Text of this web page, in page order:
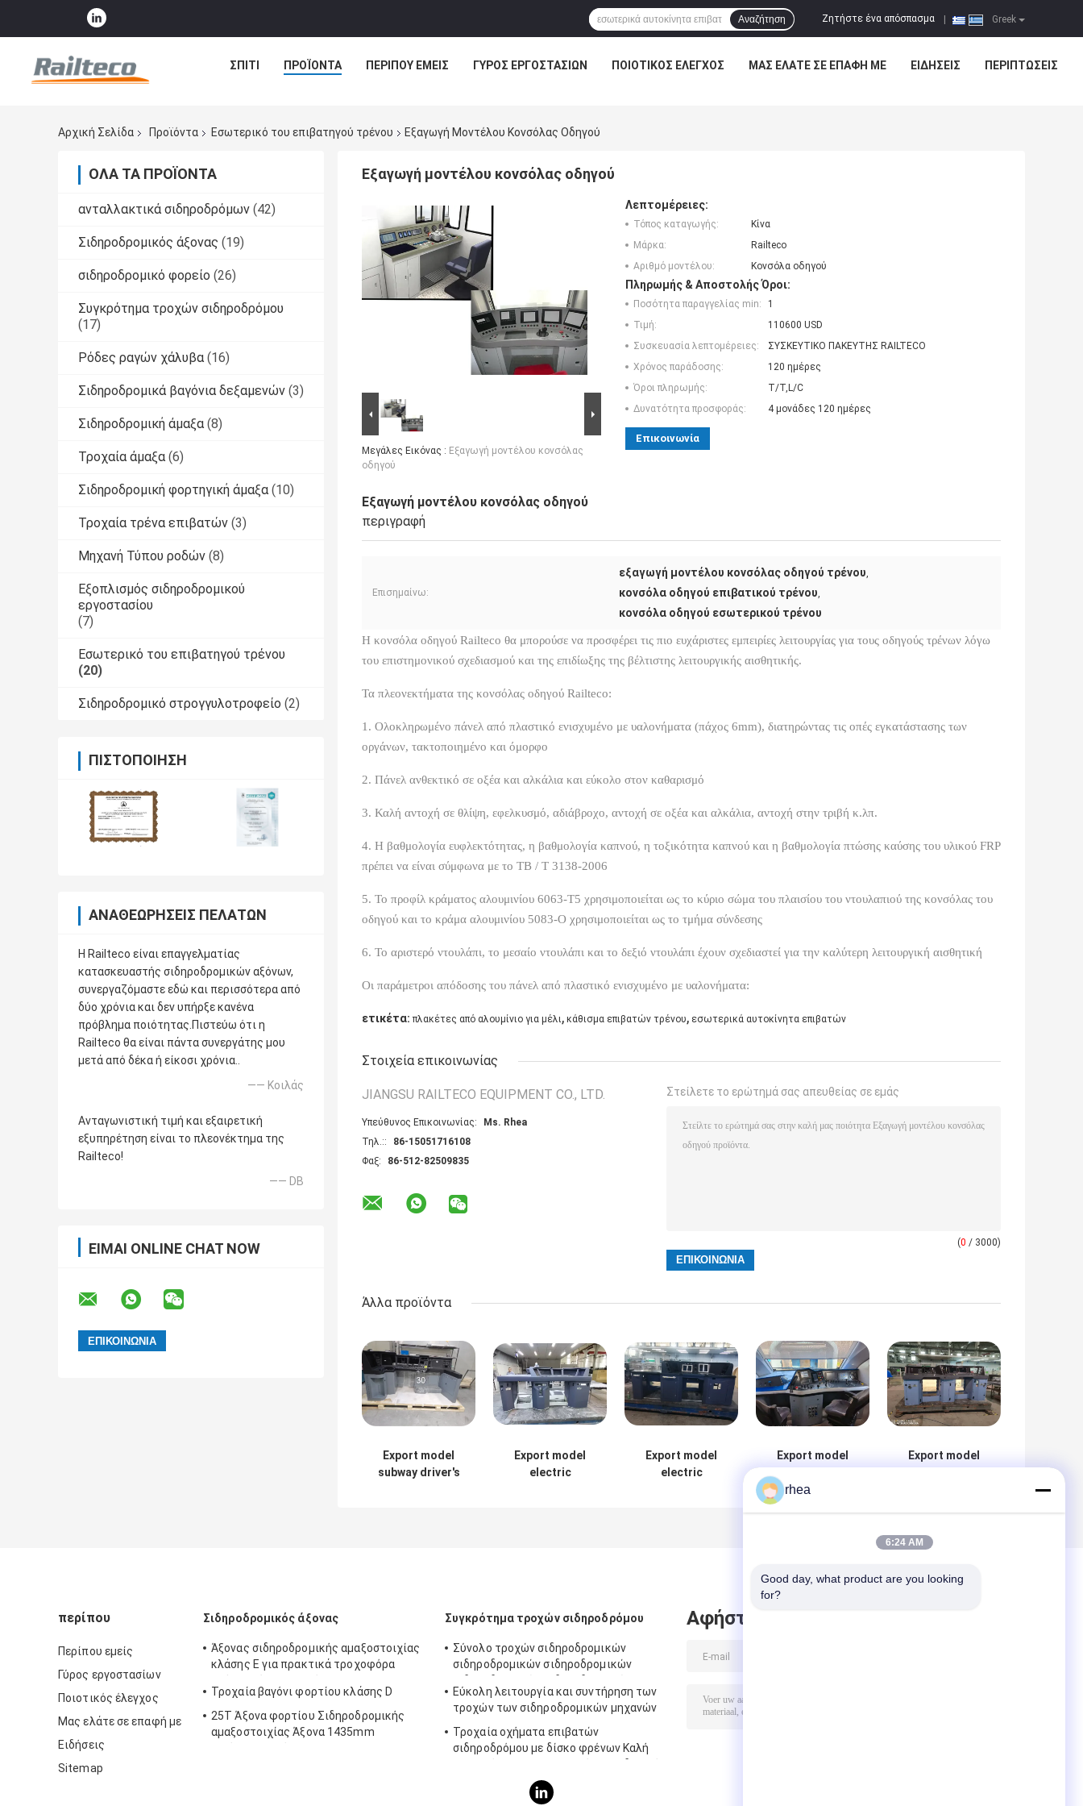
Greek
Ζητήστε ένα απόσπασμα
Αναζήτηση
ΣΠΊΤΙ ΠΡΟΪΌΝΤΑ ΠΕΡΊΠΟΥ ΕΜΕΊΣ ΓΎΡΟΣ ΕΡΓΟΣΤΑΣΊΩΝ ΠΟΙΟΤΙΚΌΣ ΈΛΕΓΧΟΣ ΜΑΣ ΕΛΆΤΕ ΣΕ ΕΠΑΦΉ ΜΕ ΕΙΔΉΣΕΙΣ ΠΕΡΙΠΤΏΣΕΙΣ
Αρχική Σελίδα Προϊόντα Εσωτερικό του επιβατηγού τρένου Εξαγωγή Μοντέλου Κονσόλας Οδηγού
ΌΛΑ ΤΑ ΠΡΟΪΌΝΤΑ
ανταλλακτικά σιδηροδρόμων (42)
Σιδηροδρομικός άξονας (19)
σιδηροδρομικό φορείο (26)
Συγκρότημα τροχών σιδηροδρόμου
(17)
Ρόδες ραγών χάλυβα (16)
Σιδηροδρομικά βαγόνια δεξαμενών (3)
Σιδηροδρομική άμαξα (8)
Τροχαία άμαξα (6)
Σιδηροδρομική φορτηγική άμαξα (10)
Τροχαία τρένα επιβατών (3)
Μηχανή Τύπου ροδών (8)
Εξοπλισμός σιδηροδρομικού
εργοστασίου
(7)
Εσωτερικό του επιβατηγού τρένου
(20)
Σιδηροδρομικό στρογγυλοτροφείο (2)
ΠΙΣΤΟΠΟΊΗΣΗ
ΑΝΑΘΕΩΡΉΣΕΙΣ ΠΕΛΑΤΏΝ
Η Railteco είναι επαγγελματίας
κατασκευαστής σιδηροδρομικών αξόνων,
συνεργαζόμαστε εδώ και περισσότερα από
δύο χρόνια και δεν υπήρξε κανένα
πρόβλημα ποιότητας.Πιστεύω ότι η
Railteco θα είναι πάντα συνεργάτης μου
μετά από δέκα ή είκοσι χρόνια..
—— Κοιλάς
Ανταγωνιστική τιμή και εξαιρετική
εξυπηρέτηση είναι το πλεονέκτημα της
Railteco!
—— DB
ΕΊΜΑΙ ONLINE CHAT NOW
Εξαγωγή μοντέλου κονσόλας οδηγού
Μεγάλες Εικόνας : Εξαγωγή μοντέλου κονσόλας
οδηγού
Λεπτομέρειες:
Τόπος καταγωγής:
Κίνα
Μάρκα:
Railteco
Αριθμό μοντέλου:
Κονσόλα οδηγού
Πληρωμής & Αποστολής Όροι:
Ποσότητα παραγγελίας min:
1
Τιμή:
110600 USD
Συσκευασία λεπτομέρειες:
ΣΥΣΚΕΥΤΙΚΟ ΠΑΚΕΥΤΗΣ RAILTECO
Χρόνος παράδοσης:
120 ημέρες
Όροι πληρωμής:
T/T,L/C
Δυνατότητα προσφοράς:
4 μονάδες 120 ημέρες
Επικοινωνία
Εξαγωγή μοντέλου κονσόλας οδηγού
περιγραφή
Επισημαίνω:
εξαγωγή μοντέλου κονσόλας οδηγού τρένου,
κονσόλα οδηγού επιβατικού τρένου,
κονσόλα οδηγού εσωτερικού τρένου
Η κονσόλα οδηγού Railteco θα μπορούσε να προσφέρει τις πιο ευχάριστες εμπειρίες λειτουργίας για τους οδηγούς τρένων λόγω
του επιστημονικού σχεδιασμού και της επιδίωξης της βέλτιστης λειτουργικής αισθητικής.
Τα πλεονεκτήματα της κονσόλας οδηγού Railteco:
1. Ολοκληρωμένο πάνελ από πλαστικό ενισχυμένο με υαλονήματα (πάχος 6mm), διατηρώντας τις οπές εγκατάστασης των
οργάνων, τακτοποιημένο και όμορφο
2. Πάνελ ανθεκτικό σε οξέα και αλκάλια και εύκολο στον καθαρισμό
3. Καλή αντοχή σε θλίψη, εφελκυσμό, αδιάβροχο, αντοχή σε οξέα και αλκάλια, αντοχή στην τριβή κ.λπ.
4. Η βαθμολογία ευφλεκτότητας, η βαθμολογία καπνού, η τοξικότητα καπνού και η βαθμολογία πτώσης καύσης του υλικού FRP
πρέπει να είναι σύμφωνα με το TB / T 3138-2006
5. Το προφίλ κράματος αλουμινίου 6063-T5 χρησιμοποιείται ως το κύριο σώμα του πλαισίου του ντουλαπιού της κονσόλας του
οδηγού και το κράμα αλουμινίου 5083-O χρησιμοποιείται ως το τμήμα σύνδεσης
6. Το αριστερό ντουλάπι, το μεσαίο ντουλάπι και το δεξιό ντουλάπι έχουν σχεδιαστεί για την καλύτερη λειτουργική αισθητική
Οι παράμετροι απόδοσης του πάνελ από πλαστικό ενισχυμένο με υαλονήματα:
ετικέτα: πλακέτες από αλουμίνιο για μέλι, κάθισμα επιβατών τρένου, εσωτερικά αυτοκίνητα επιβατών
Στοιχεία επικοινωνίας
JIANGSU RAILTECO EQUIPMENT CO., LTD.
Υπεύθυνος Επικοινωνίας:
Ms. Rhea
Τηλ.::
86-15051716108
Φαξ:
86-512-82509835
Στείλετε το ερώτημά σας απευθείας σε εμάς
(0 / 3000)
Άλλα προϊόντα
Export model
subway driver's
Export model
electric
Export model
electric
Export model
locomotive
Export model
περίπου
Περίπου εμείς
Γύρος εργοστασίων
Ποιοτικός έλεγχος
Μας ελάτε σε επαφή με
Ειδήσεις
Sitemap
Σιδηροδρομικός άξονας
Άξονας σιδηροδρομικής αμαξοστοιχίας
κλάσης Ε για πρακτικά τροχοφόρα
Τροχαία βαγόνι φορτίου κλάσης D
25T Άξονα φορτίου Σιδηροδρομικής
αμαξοστοιχίας Άξονα 1435mm
Συγκρότημα τροχών σιδηροδρόμου
Σύνολο τροχών σιδηροδρομικών
σιδηροδρομικών σιδηροδρομικών
σιδηροδρομικών σιδηροδρομικών
σιδηροδρομικών σιδηροδρομικών
σιδηροδρομικών σιδηροδρομικών...
Εύκολη λειτουργία και συντήρηση των
τροχών των σιδηροδρομικών μηχανών
Τροχαία οχήματα επιβατών
σιδηροδρόμου με δίσκο φρένων Καλή
Αφήστε μήνυμα
rhea
6:24 AM
Good day, what product are you looking
for?